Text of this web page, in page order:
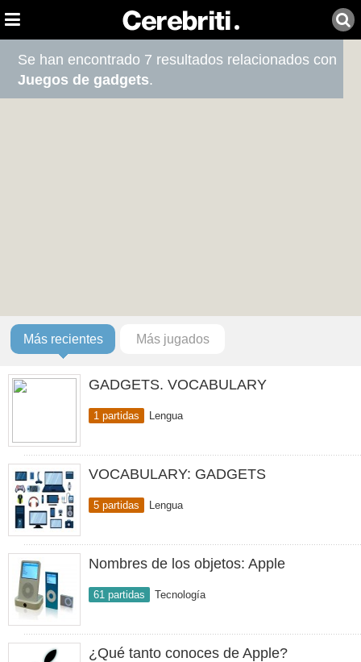
Se han encontrado 7 resultados relacionados con
Juegos de gadgets.
Más recientes Más jugados
GADGETS. VOCABULARY
1 partidas Lengua
VOCABULARY: GADGETS
5 partidas Lengua
Nombres de los objetos: Apple
61 partidas Tecnología
¿Qué tanto conoces de Apple?